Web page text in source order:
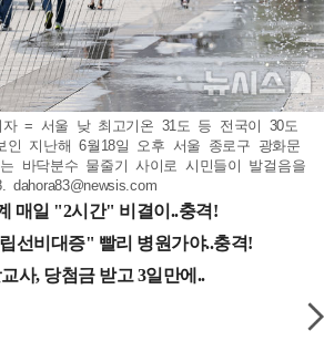
자 = 서울 낮 최고기온 31도 등 전국이 30도
인 지난해 6월18일 오후 서울 종로구 광화문
바닥분수 물줄기 사이로 시민들이 발걸음을
dahora83@newsis.com